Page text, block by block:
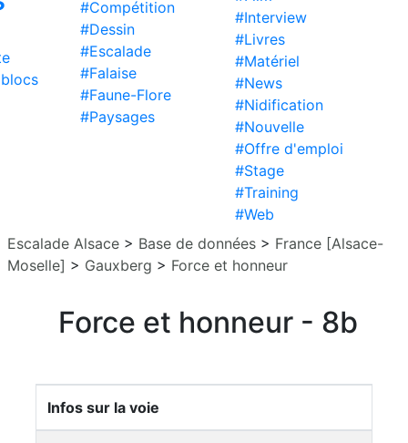
#Compétition
#Dessin
#Escalade
#Falaise
#Faune-Flore
#Paysages
#Interview
#Livres
#Matériel
#News
#Nidification
#Nouvelle
#Offre d'emploi
#Stage
#Training
#Web
Escalade Alsace > Base de données > France [Alsace-
Moselle] > Gauxberg > Force et honneur
Force et honneur - 8b
Infos sur la voie